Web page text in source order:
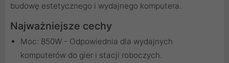
budowę estetycznego i wydajnego komputera.
Najważniejsze cechy
Moc: 850W - Odpowiednia dla wydajnych
komputerów do gier i stacji roboczych.